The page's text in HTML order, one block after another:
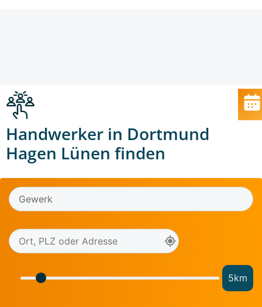
Handwerker in Dortmund
Hagen Lünen finden
5km